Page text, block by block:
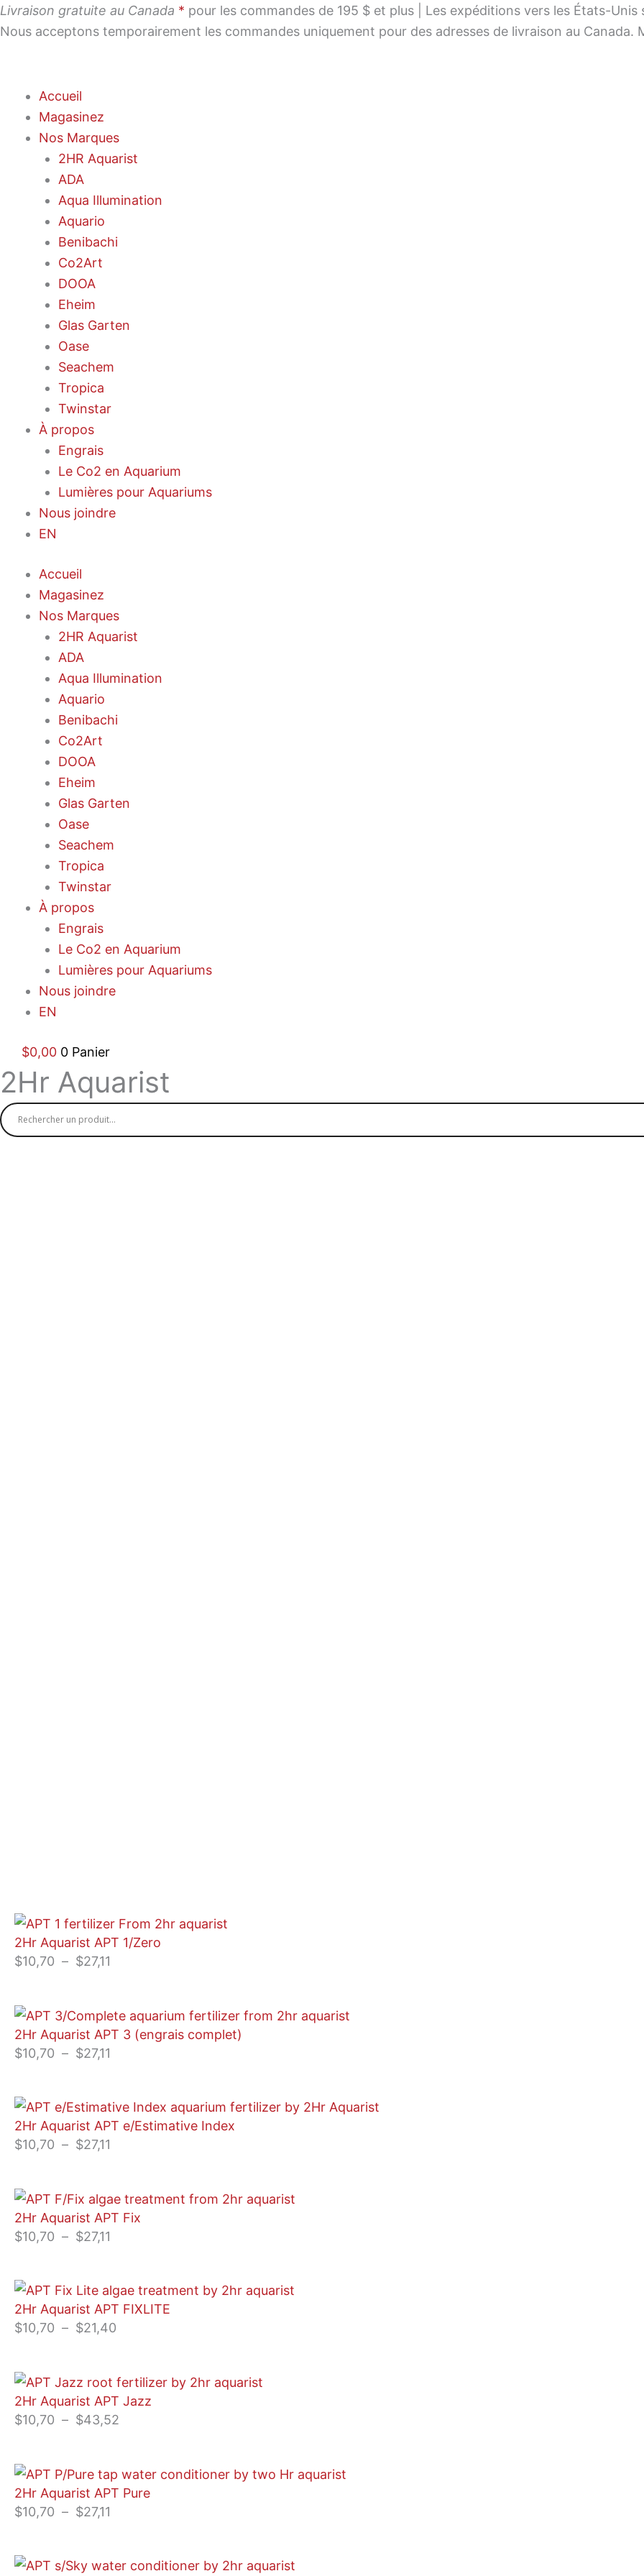
Aller
au
Livraison gratuite au Canada * pour les commandes de 195 $ et plus | Les expéditions vers les États-
Nous acceptons temporairement les commandes uniquement pour des adresses de livraison au Canada.
Accueil
Magasinez
Nos Marques
2HR Aquarist
ADA
Aqua Illumination
Aquario
Benibachi
Co2Art
DOOA
Eheim
Glas Garten
Oase
Seachem
Tropica
Twinstar
À propos
Engrais
Le Co2 en Aquarium
Lumières pour Aquariums
Nous joindre
EN
Accueil
Magasinez
Nos Marques
2HR Aquarist
ADA
Aqua Illumination
Aquario
Benibachi
Co2Art
DOOA
Eheim
Glas Garten
Oase
Seachem
Tropica
Twinstar
À propos
Engrais
Le Co2 en Aquarium
Lumières pour Aquariums
Nous joindre
EN
$0,00 0 Panier
2Hr Aquarist
2Hr Aquarist APT 1/Zero
$10,70 – $27,11
Plage
de
$27,11
2Hr Aquarist APT 3 (engrais complet)
$10,70 – $27,11
Plage
de
$27,11
2Hr Aquarist APT e/Estimative Index
$10,70 – $27,11
Plage
de
$27,11
2Hr Aquarist APT Fix
$10,70 – $27,11
Plage
de
$27,11
2Hr Aquarist APT FIXLITE
$10,70 – $21,40
Plage
de
$21,40
2Hr Aquarist APT Jazz
$10,70 – $43,52
Plage
de
$43,52
2Hr Aquarist APT Pure
$10,70 – $27,11
Plage
de
Plage